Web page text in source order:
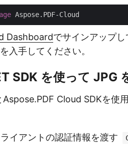
Dashboardでサインアップ
入手してください。
SDK を使って JPG
Aspose.PDF Cloud SDKを使
イアントの認証情報を渡す